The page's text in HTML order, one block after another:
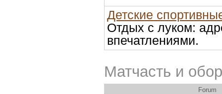
Детские
Отдых с луком:
впечатлениями.
Матчасть и
Forum